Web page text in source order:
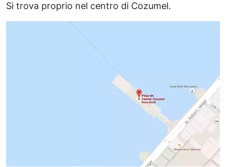
Si trova proprio nel centro di Cozumel.